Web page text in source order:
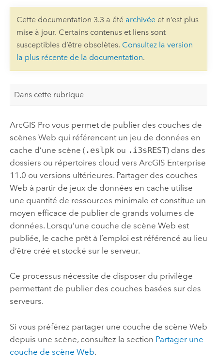
Cette documentation 3.3 a été archivéeet n’est plus
mise à jour. Certains contenus et liens sont
susceptibles d’être obsolètes. Consultez la version
la plus récente de la documentation.
Dans cette rubrique
ArcGIS Provous permet de publier des couches de
scènes Web qui référencent un jeu de données en
cache d’une scène ( .eslpk ou .i3sREST) dans des
dossiers ou répertoires cloud vers ArcGIS Enterprise
11.0 ou versions ultérieures. Partager des couches
Web à partir de jeux de données en cache utilise
une quantité de ressources minimale et constitue un
moyen efficace de publier de grands volumes de
données. Lorsqu’une couche de scène Web est
publiée, le cache prêt à l’emploi est référencé au lieu
d’être créé et stocké sur le serveur.
Ce processus nécessite de disposer du privilège
permettant de publier des couches basées sur des
serveurs.
Si vous préférez partager une couche de scène Web
depuis une scène, consultez la section Partager une
couche de scène Web.